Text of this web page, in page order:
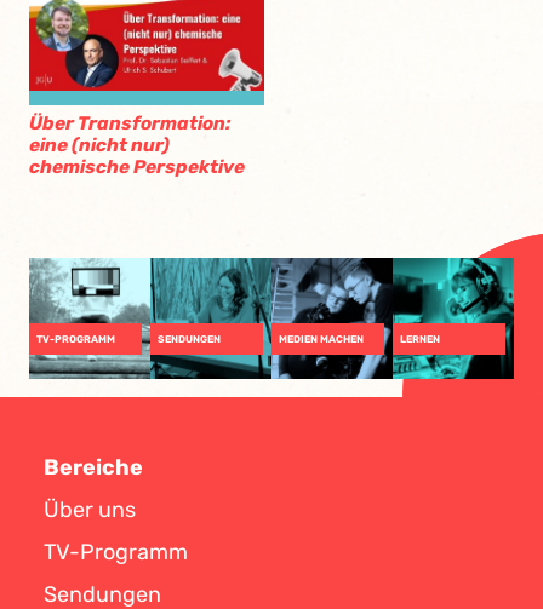
Über Transformation:
eine (nicht nur)
chemische Perspektive
TV-PROGRAMM SENDUNGEN MEDIEN MACHEN LERNEN
Bereiche
Über uns
TV-Programm
Sendungen